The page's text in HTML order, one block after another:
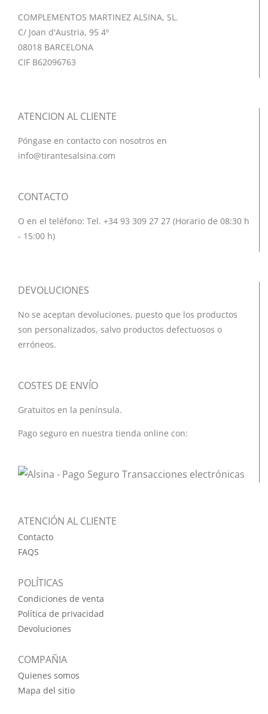
COMPLEMENTOS MARTINEZ ALSINA, SL.
C/ Joan d'Austria, 95 4º
08018 BARCELONA
CIF B62096763
ATENCION AL CLIENTE
Póngase en contacto con nosotros en
info@tirantesalsina.com
CONTACTO
O en el teléfono: Tel. +34 93 309 27 27 (Horario de 08:30 h
- 15:00 h)
DEVOLUCIONES
No se aceptan devoluciones, puesto que los productos
son personalizados, salvo productos defectuosos o
erróneos.
COSTES DE ENVÍO
Gratuitos en la península.
Pago seguro en nuestra tienda online con:
ATENCIÓN AL CLIENTE
Contacto
FAQS
POLÍTICAS
Condiciones de venta
Política de privacidad
Devoluciones
COMPAÑIA
Quienes somos
Mapa del sitio